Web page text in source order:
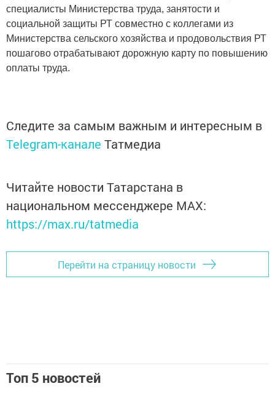
специалисты Министерства труда, занятости и
социальной защиты РТ совместно с коллегами из
Министерства сельского хозяйства и продовольствия РТ
пошагово отрабатывают дорожную карту по повышению
оплаты труда.
Следите за самым важным и интересным в
Telegram-канале Татмедиа
Читайте новости Татарстана в
национальном мессенджере MАХ:
https://max.ru/tatmedia
Перейти на страницу новости
Топ 5 новостей